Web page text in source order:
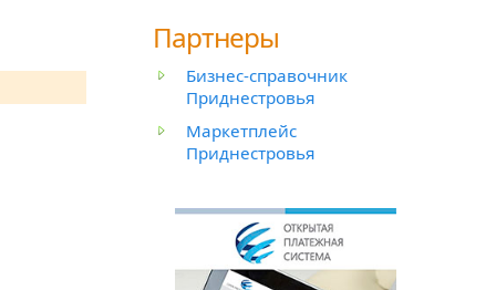
Партнеры
Бизнес-справочник
Приднестровья
Маркетплейс
Приднестровья